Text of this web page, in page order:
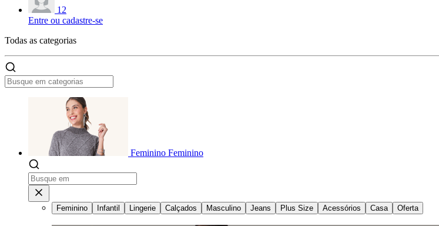
12
Entre ou cadastre-se
Todas as categorias
Feminino Feminino
Feminino Infantil Lingerie Calçados Masculino Jeans Plus Size Acessórios Casa Oferta